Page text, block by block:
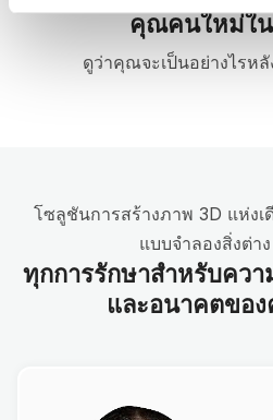
คุณคนใหม่ใ
ดูว่าคุณจะเป็นอย่างไรห
โซลูชันการสร้างภาพ 3D แห่ง
แบบจำลองสิ่งต่า
ทุกการรักษาสำหรับคว
และอนาคตขอ